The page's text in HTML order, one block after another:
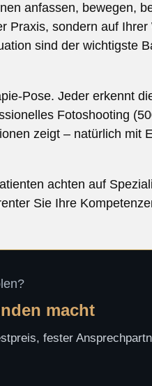
anfassen, bewegen,
Praxis, sondern auf Ihrer
sind der wichtigste
Pose. Jeder erkennt
Fotoshooting
zeigt – natürlich mit
achten auf
Sie Ihre
macht
fester